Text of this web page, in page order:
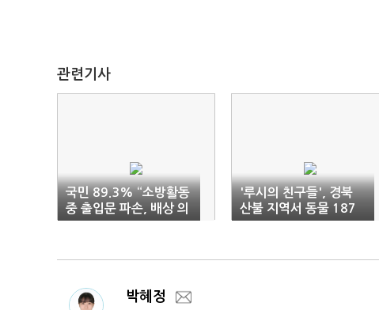
관련기사
국민 89.3% “소방활동
중 출입문 파손, 배상 의
무 없어”
'루시의 친구들', 경북
산불 지역서 동물 187
마리 구했다
박혜정